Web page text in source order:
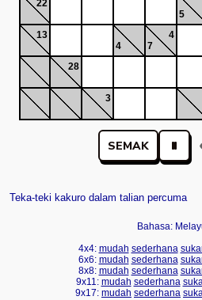
22
5
13
4
4
7
28
3
SEMAK
Teka-teki kakuro dalam talian percuma
Bahasa:
4x4: mudah sederhana
6x6: mudah sederhana
8x8: mudah sederhana
9x11: mudah sederhana
9x17: mudah sederhana